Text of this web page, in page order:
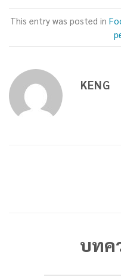
This entry was posted in
KENG
บทค